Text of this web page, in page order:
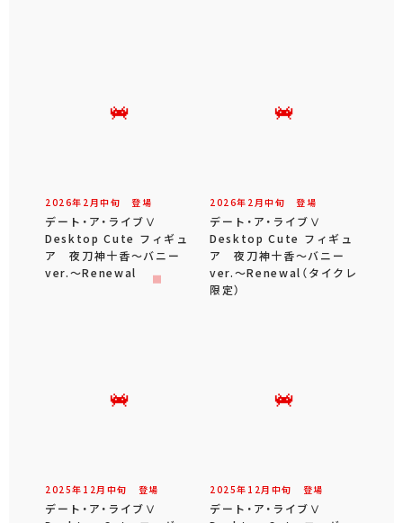
2026年 2 月中旬 登場
デート・ア・ライブⅤ
Desktop Cute フィギュ
ア 夜刀神十香～バニー
ver.～Renewal
2026年 2 月中旬 登場
デート・ア・ライブⅤ
Desktop Cute フィギュ
ア 夜刀神十香～バニー
ver.～Renewal（タイクレ
限定）
2025年 12 月 中旬 登場
デート・ア・ライブⅤ
2025年 12 月 中旬 登場
デート・ア・ライブⅤ